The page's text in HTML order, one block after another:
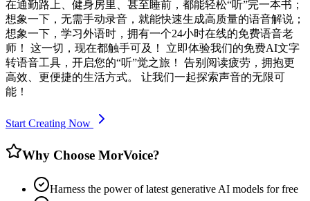
在通勤路上、健身房里、甚至睡前，都能轻松“听”完一本书；
想象一下，无需手动录音，就能快速生成高质量的语音解说；
想象一下，学习外语时，拥有一个24小时在线的免费语音老
师！ 这一切，现在都触手可及！ 立即体验我们的免费AI文字
转语音工具，开启您的“听”觉之旅！ 告别阅读疲劳，拥抱更
高效、更便捷的生活方式。 让我们一起探索声音的无限可
能！
Start Creating Now
Why Choose MorVoice?
Harness the power of latest generative AI models for free